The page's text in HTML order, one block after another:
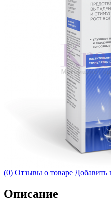
(0) Отзывы о товаре Добавить
Описание